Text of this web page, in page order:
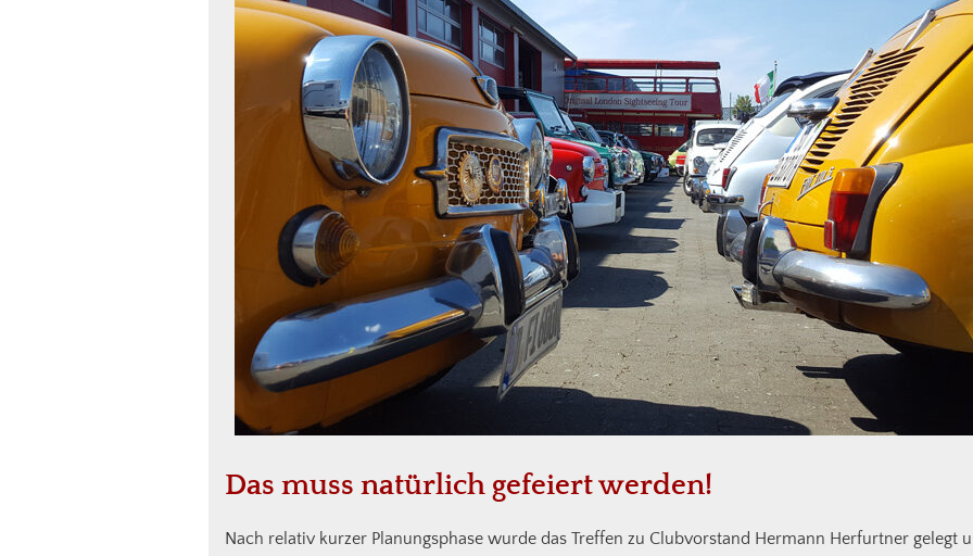
Das muss natürlich gefeiert werden!
Nach relativ kurzer Planungsphase wurde das Treffen zu Clubvorstand Hermann Herfurtner gelegt